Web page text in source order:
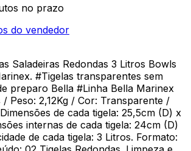
no prazo
do vendedor
Saladeiras Redondas 3 Litros Bowls
#Tigelas transparentes sem
preparo Bella #Linha Bella Marinex
/ Peso: 2,12Kg / Cor: Transparente /
de cada tigela: 25,5cm (D) x
internas de cada tigela: 24cm (D)
de cada tigela: 3 Litros. Formato: